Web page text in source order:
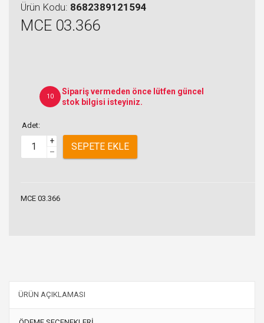
Ürün Kodu: 8682389121594
MCE 03.366
10
Sipariş vermeden önce lütfen güncel
stok bilgisi isteyiniz.
Adet:
+
–
SEPETE EKLE
MCE 03.366
ÜRÜN AÇIKLAMASI